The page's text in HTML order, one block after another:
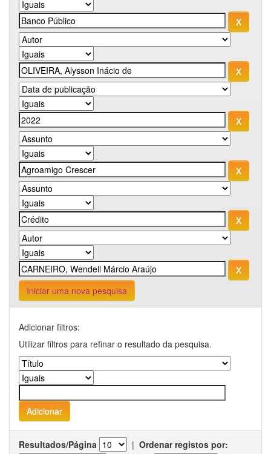
Iniciar uma nova pesquisa
Adicionar filtros:
Utilizar filtros para refinar o resultado da pesquisa.
Resultados/Página | Ordenar registos por: